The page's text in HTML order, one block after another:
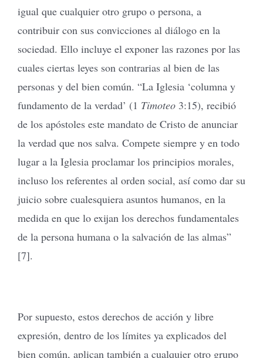
igual que cualquier otro grupo o persona, a
contribuir con sus convicciones al diálogo en la
sociedad. Ello incluye el exponer las razones por las
cuales ciertas leyes son contrarias al bien de las
personas y del bien común. “La Iglesia ‘columna y
fundamento de la verdad’ (1 Timoteo 3:15), recibió
de los apóstoles este mandato de Cristo de anunciar
la verdad que nos salva. Compete siempre y en todo
lugar a la Iglesia proclamar los principios morales,
incluso los referentes al orden social, así como dar su
juicio sobre cualesquiera asuntos humanos, en la
medida en que lo exijan los derechos fundamentales
de la persona humana o la salvación de las almas”
[7].
Por supuesto, estos derechos de acción y libre
expresión, dentro de los límites ya explicados del
bien común, aplican también a cualquier otro grupo